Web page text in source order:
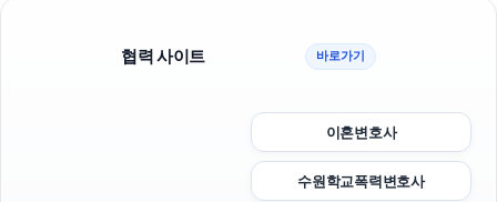
협력 사이트 바로가기
이혼변호사
수원학교폭력변호사